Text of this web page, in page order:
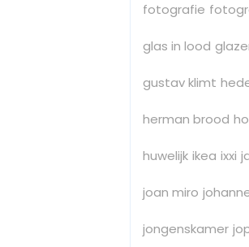
fotografie
glas in lood
gustav klimt
herman brood
huwelijk ikea ixxi
joan miro
jongenskamer